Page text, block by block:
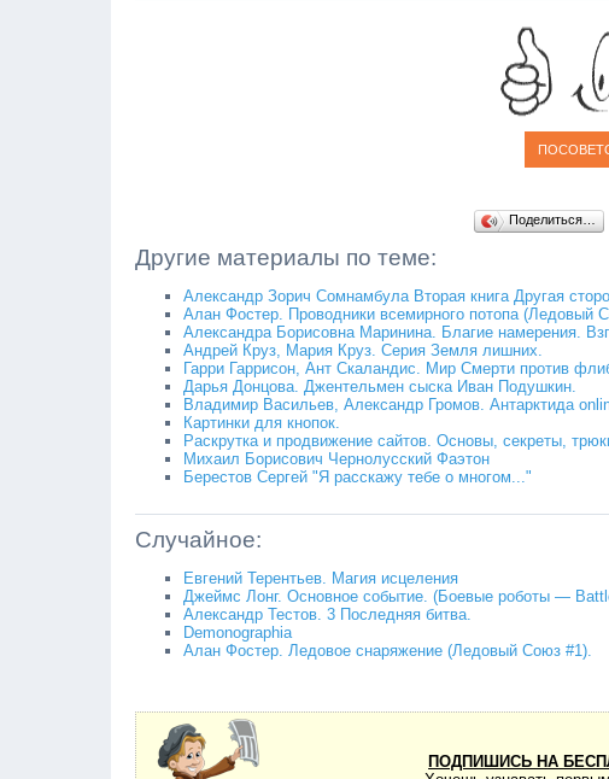
Поделиться…
Другие материалы по теме:
Александр Зорич Сомнамбула Вторая книга Другая
Алан Фостер. Проводники всемирного потопа (Ледовый
Александра Борисовна Маринина. Благие намерения.
Андрей Круз, Мария Круз. Серия Земля лишних.
Гарри Гаррисон, Ант Скаландис. Мир Смерти против
Дарья Донцова. Джентельмен сыска Иван Подушкин.
Владимир Васильев, Александр Громов. Антарктида
Картинки для кнопок.
Раскрутка и продвижение сайтов. Основы, секреты,
Михаил Борисович Чернолусский Фаэтон
Берестов Сергей "Я расскажу тебе о многом..."
Случайное:
Евгений Терентьев. Магия исцеления
Джеймс Лонг. Основное событие. (Боевые роботы —
Александр Тестов. 3 Последняя битва.
Demonographia
Алан Фостер. Ледовое снаряжение (Ледовый Союз #1).
ПОДПИШИСЬ НА